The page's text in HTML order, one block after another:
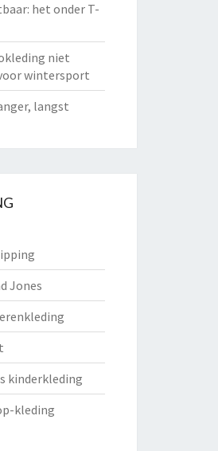
het onder T-
niet
wintersport
langst
Jones
kinderkleding
kleding